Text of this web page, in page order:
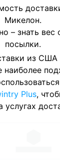
Микелон.
– знать вес
посылки.
из
наиболее
Plus,
услугах